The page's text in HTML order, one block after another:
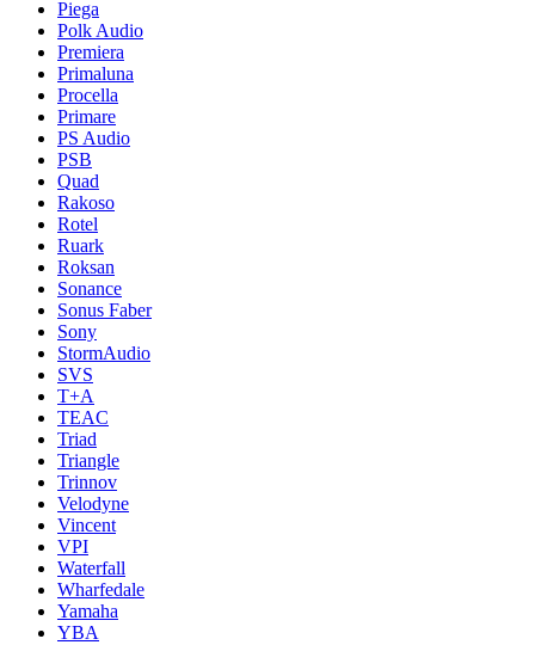
Piega
Polk Audio
Premiera
Primaluna
Procella
Primare
PS Audio
PSB
Quad
Rakoso
Rotel
Ruark
Roksan
Sonance
Sonus Faber
Sony
StormAudio
SVS
T+A
TEAC
Triad
Triangle
Trinnov
Velodyne
Vincent
VPI
Waterfall
Wharfedale
Yamaha
YBA